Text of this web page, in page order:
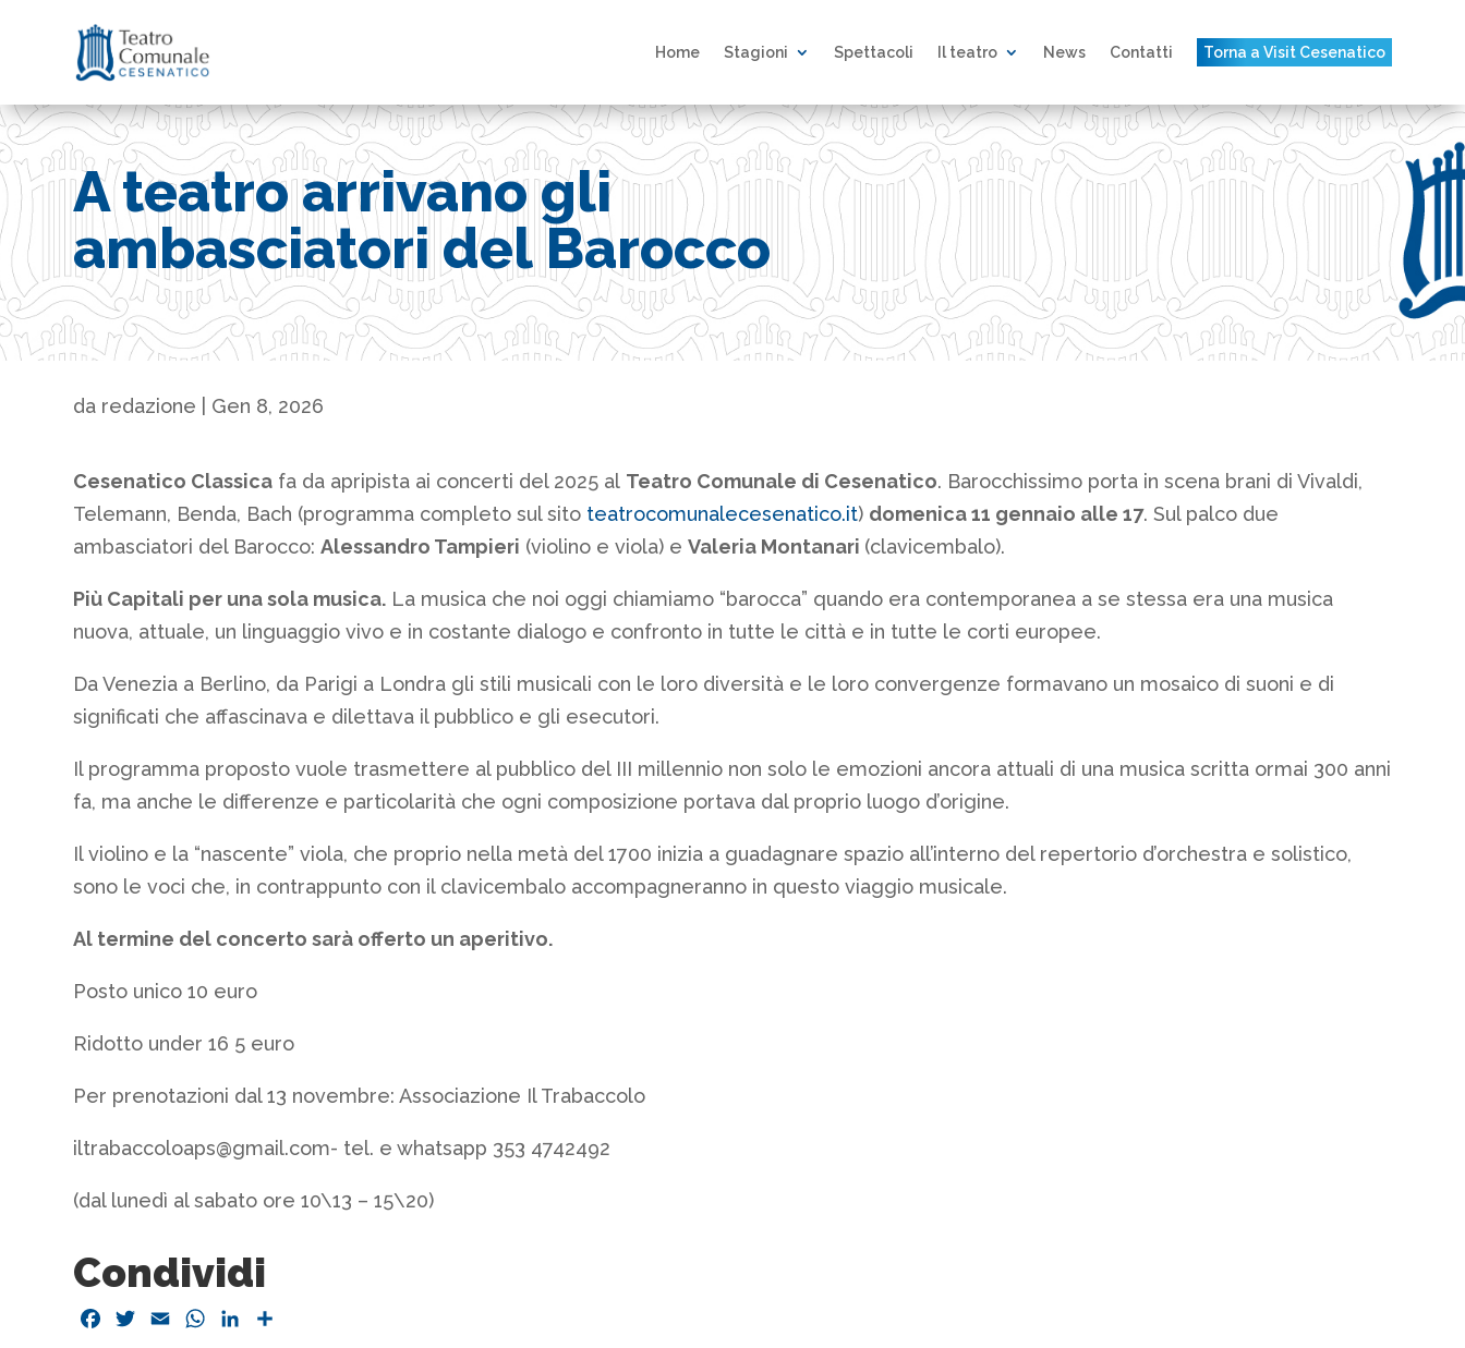
Home Stagioni Spettacoli Il teatro News Contatti Torna a Visit Cesenatico
A teatro arrivano gli
ambasciatori del Barocco
da redazione Gen 8, 2026
Cesenatico Classica fa da apripista ai concerti del 2025 al Teatro Comunale di Cesenatico. Barocchissimo porta in scena brani di Vivaldi,
Telemann, Benda, Bach (programma completo sul sito teatrocomunalecesenatico.it) domenica 11 gennaio alle 17. Sul palco due
ambasciatori del Barocco:Alessandro Tampieri (violino e viola) eValeria Montanari (clavicembalo).
Più Capitali per una sola musica. La musica che noi oggi chiamiamo “barocca” quando era contemporanea a se stessa era una musica
nuova, attuale, un linguaggio vivo e in costante dialogo e confronto in tutte le città e in tutte le corti europee.
Da Venezia a Berlino, da Parigi a Londra gli stili musicali con le loro diversità e le loro convergenze formavano un mosaico di suoni e di
significati che affascinava e dilettava il pubblico e gli esecutori.
Il programma proposto vuole trasmettere al pubblico del III millennio non solo le emozioni ancora attuali di una musica scritta ormai 300 anni
fa, ma anche le differenze e particolarità che ogni composizione portava dal proprio luogo d’origine.
Il violino e la “nascente” viola, che proprio nella metà del 1700 inizia a guadagnare spazio all’interno del repertorio d’orchestra e solistico,
sono le voci che, in contrappunto con il clavicembalo accompagneranno in questo viaggio musicale.
Al termine del concerto sarà offerto un aperitivo.
Posto unico 10 euro
Ridotto under 16 5 euro
Per prenotazioni dal 13 novembre: Associazione Il Trabaccolo
iltrabaccoloaps@gmail.com- tel. e whatsapp 353 4742492
(dal lunedì al sabato ore 10\13 – 15\20)
Condividi
Facebook
TwitterEmail WhatsApp
LinkedIn